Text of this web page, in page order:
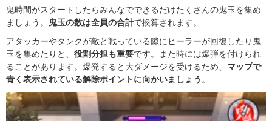
鬼時間がスタートしたらみんなでできるだけたくさんの鬼玉を集め
ましょう。
鬼玉の数は全員の合計で換算されます。
アタッカーやタンクが敵と戦っている隙にヒーラーが回復したり鬼
玉を集めたりと、 役割分担も重要です。また時には爆弾を付けられ
ることがあります。爆発すると大ダメージを受けるため、 マップで
青く表示されている解除ポイントに向かいましょう 。